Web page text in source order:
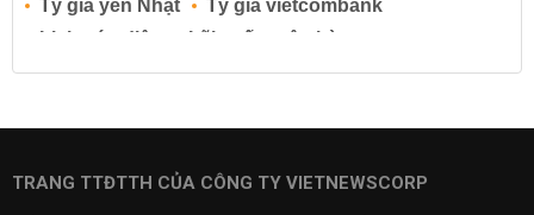
Tỷ giá yen Nhật
Tỷ giá vietcombank
Lịch cúp điện
Lãi suất ngân hàng
Lãi suất tiết kiệm
Lãi suất tiền gửi
Lãi suất ngân hàng BIDV
TRANG TTĐTTH CỦA CÔNG TY VIETNEWSCORP